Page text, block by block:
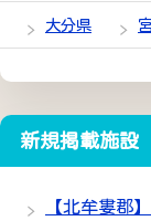
大分県
新規掲載施設
【北牟婁郡